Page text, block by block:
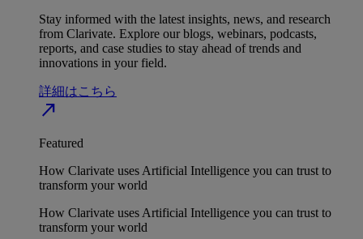
Stay informed with the latest insights, news, and research
from Clarivate. Explore our blogs, webinars, podcasts,
reports, and case studies to stay ahead of trends and
innovations in your field.
詳細はこちら
north_east
Featured
How Clarivate uses Artificial Intelligence you can trust to
transform your world
How Clarivate uses Artificial Intelligence you can trust to
transform your world